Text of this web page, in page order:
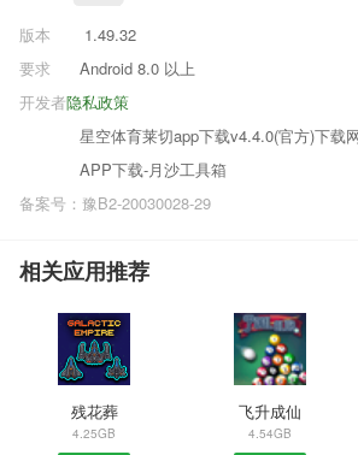
版本
1.49.32
要求
Android 8.0 以上
隐私政策
开发者
星空体育莱切app下载v4.4.0(官方)下载
APP下载-月沙工具箱
备案号：豫B2-20030028-29
相关应用推荐
残花葬
4.25GB
飞升成仙
4.54GB